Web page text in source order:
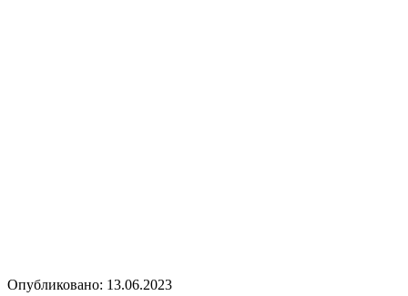
Опубликовано: 13.06.2023